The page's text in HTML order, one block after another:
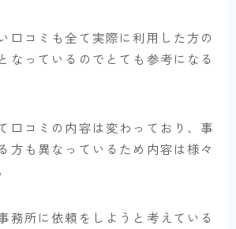
口コミも全て実際に利用した方の
なっているのでとても参考になる
口コミの内容は変わっており、事
方も異なっているため内容は様々
務所に依頼をしようと考えている